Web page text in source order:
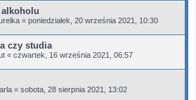
« poniedziałek, 20 września 2021, 10:30
czy studia
« czwartek, 16 września 2021, 06:57
« sobota, 28 sierpnia 2021, 13:02